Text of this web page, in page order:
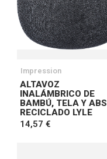
Impression
ALTAVOZ
INALÁMBRICO DE
BAMBÚ, TELA Y ABS
RECICLADO LYLE
14,57 €